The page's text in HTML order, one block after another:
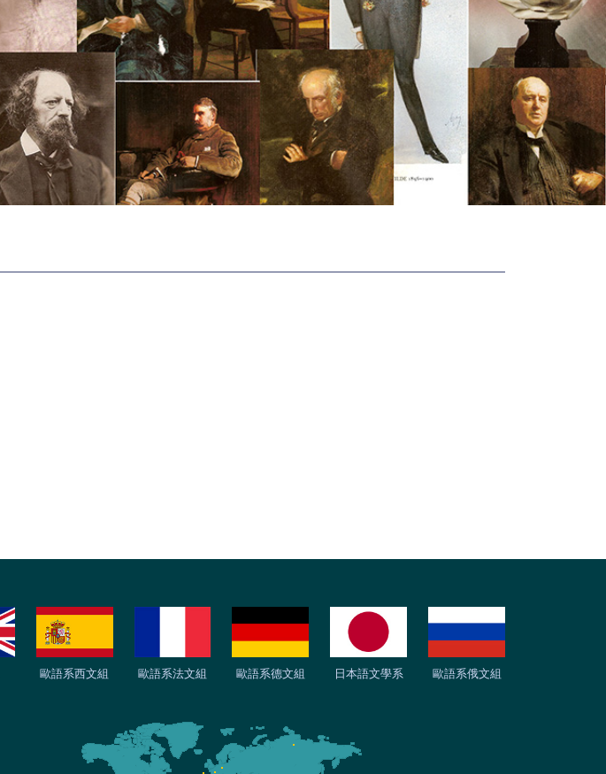
歐語系西文組 歐語系法文組 歐語系德文組 日本語文學系 歐語系俄文組